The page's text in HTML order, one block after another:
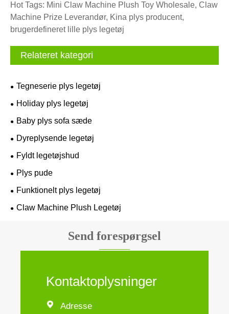
Hot Tags: Mini Claw Machine Plush Toy Wholesale, Claw
Machine Prize Leverandør, Kina plys producent,
brugerdefineret lille plys legetøj
Relateret kategori
Tegneserie plys legetøj
Holiday plys legetøj
Baby plys sofa sæde
Dyreplysende legetøj
Fyldt legetøjshud
Plys pude
Funktionelt plys legetøj
Claw Machine Plush Legetøj
Send forespørgsel
Kontaktoplysninger

Adresse